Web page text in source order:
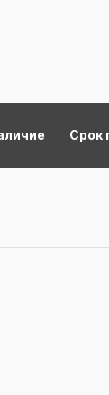
Срок